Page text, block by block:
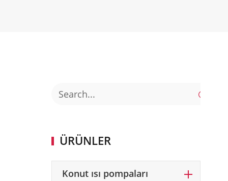

ÜRÜNLER
Konut ısı pompaları